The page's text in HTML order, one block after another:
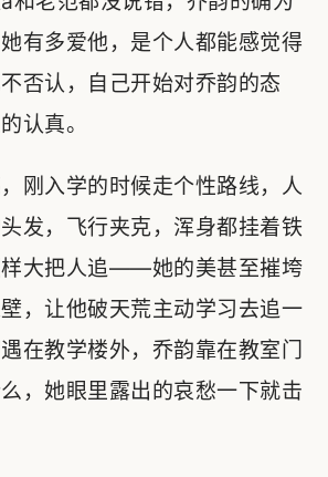
有多爱他，是个人都能感觉得
否认，自己开始对乔韵的态
认真。
刚入学的时候走个性路线，人
发，飞行夹克，浑身都挂着铁
样大把人追——她的美甚至摧垮
，让他破天荒主动学习去追一
在教学楼外，乔韵靠在教室门
，她眼里露出的哀愁一下就击